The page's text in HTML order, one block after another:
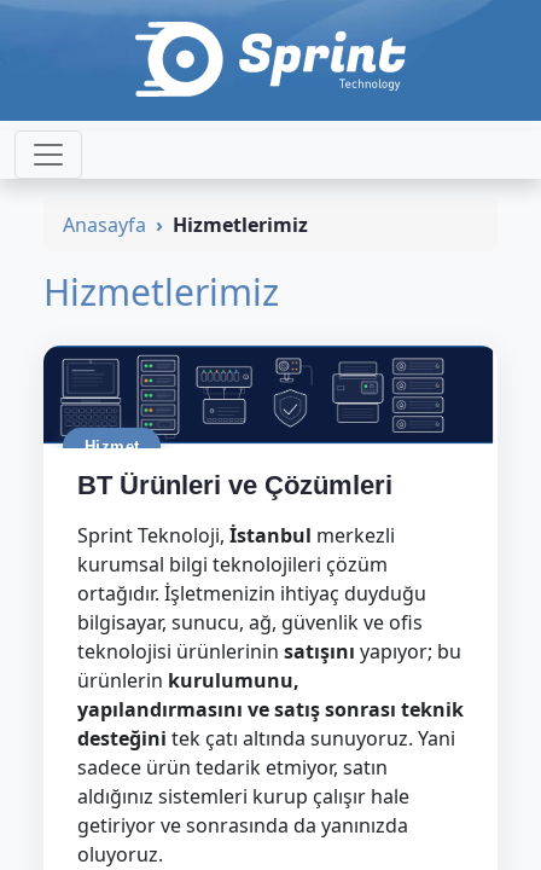
Anasayfa Hizmetlerimiz
Hizmetlerimiz
Hizmet
BT Ürünleri ve Çözümleri
Sprint Teknoloji, İstanbul merkezli
kurumsal bilgi teknolojileri çözüm
ortağıdır. İşletmenizin ihtiyaç duyduğu
bilgisayar, sunucu, ağ, güvenlik ve ofis
teknolojisi ürünlerinin satışını yapıyor; bu
ürünlerin kurulumunu,
yapılandırmasını ve satış sonrası teknik
desteğini tek çatı altında sunuyoruz. Yani
sadece ürün tedarik etmiyor, satın
aldığınız sistemleri kurup çalışır hale
getiriyor ve sonrasında da yanınızda
oluyoruz.